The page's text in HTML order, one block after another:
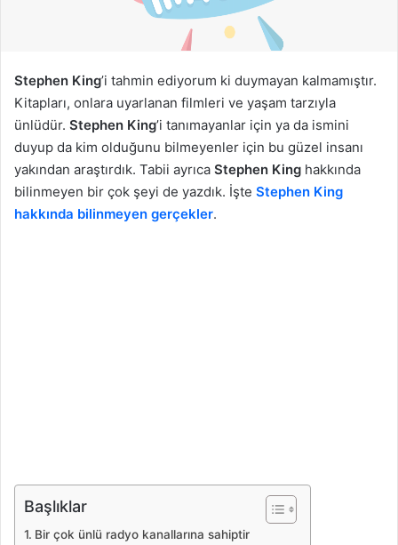
m
e
k
Stephen King’i tahmin ediyorum ki duymayan kalmamıştır.
Kitapları, onlara uyarlanan filmleri ve yaşam tarzıyla
ünlüdür. Stephen King’i tanımayanlar için ya da ismini
duyup da kim olduğunu bilmeyenler için bu güzel insanı
yakından araştırdık. Tabii ayrıca Stephen King hakkında
bilinmeyen bir çok şeyi de yazdık. İşte Stephen King
hakkında bilinmeyen gerçekler.
Başlıklar
Bir çok ünlü radyo kanallarına sahiptir